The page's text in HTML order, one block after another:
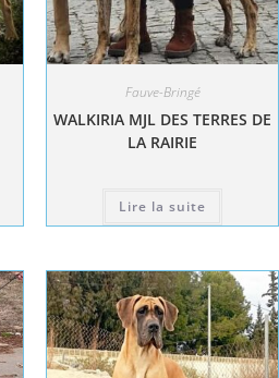
Fauve-Bringé
WALKIRIA MJL DES TERRES DE
LA RAIRIE
Lire la suite